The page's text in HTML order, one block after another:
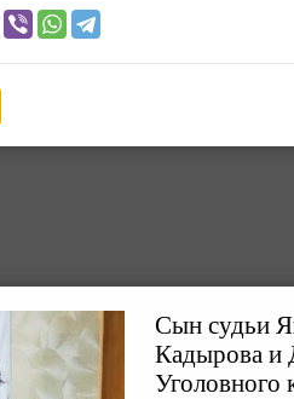
Сын судьи
Кадырова и
Уголовного